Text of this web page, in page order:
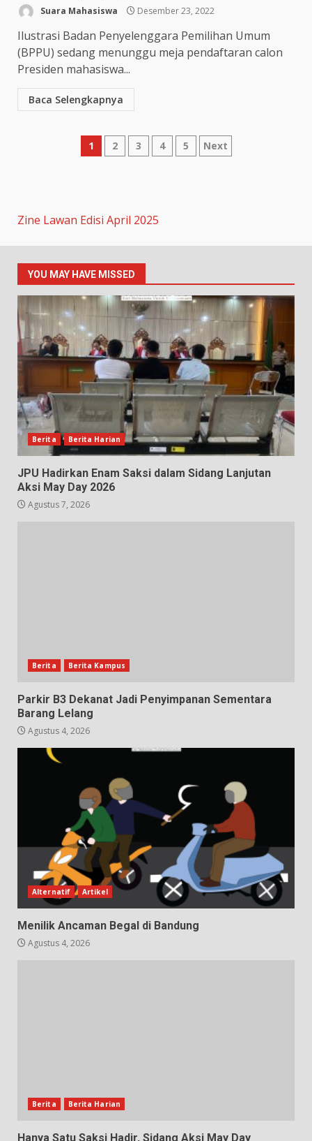
Suara Mahasiswa Desember 23, 2022
Ilustrasi Badan Penyelenggara Pemilihan Umum
(BPPU) sedang menunggu meja pendaftaran calon
Presiden mahasiswa...
Baca Selengkapnya
1 2 3 4 5 Next
Zine Lawan Edisi April 2025
YOU MAY HAVE MISSED
Berita Berita Harian
JPU Hadirkan Enam Saksi dalam Sidang Lanjutan
Aksi May Day 2026
Agustus 7, 2026
Berita Berita Kampus
Parkir B3 Dekanat Jadi Penyimpanan Sementara
Barang Lelang
Agustus 4, 2026
Alternatif Artikel
Menilik Ancaman Begal di Bandung
Agustus 4, 2026
Berita Berita Harian
Hanya Satu Saksi Hadir, Sidang Aksi May Day